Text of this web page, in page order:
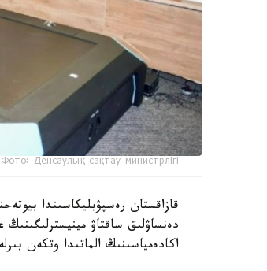
Фото: Денсаулық сақтау министрлігі
دەنساۋلىق ساقتاۋ
اكادەمياسىنىڭ الماتىدا وتكەن